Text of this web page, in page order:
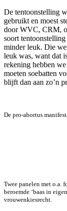
De tentoonstelling
gebruikt en moest
door WVC, CRM,
soort
minder leuk. Die
leuk was, want dat
rekening hebben
moeten soebatten
blijft dan aan zo’n
De pro-abortus
Twee panelen met o.a.
beroemde ‘baas in
vrouwenkiesrecht.